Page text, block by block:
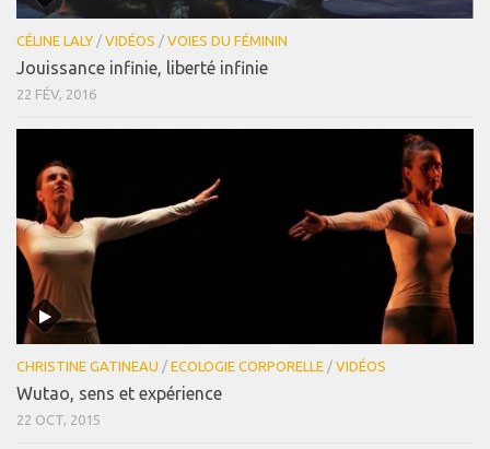
CÉLINE LALY / VIDÉOS / VOIES DU FÉMININ
Jouissance infinie, liberté infinie
22 FÉV, 2016
CHRISTINE GATINEAU / ECOLOGIE CORPORELLE / VIDÉOS
Wutao, sens et expérience
22 OCT, 2015